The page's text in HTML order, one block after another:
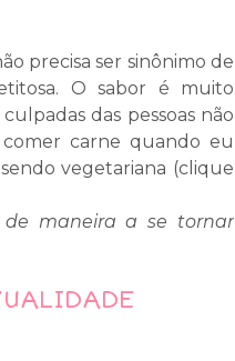
precisa ser sinônimo de
O sabor é muito
das pessoas não
carne quando eu
vegetariana (clique
de maneira a se tornar